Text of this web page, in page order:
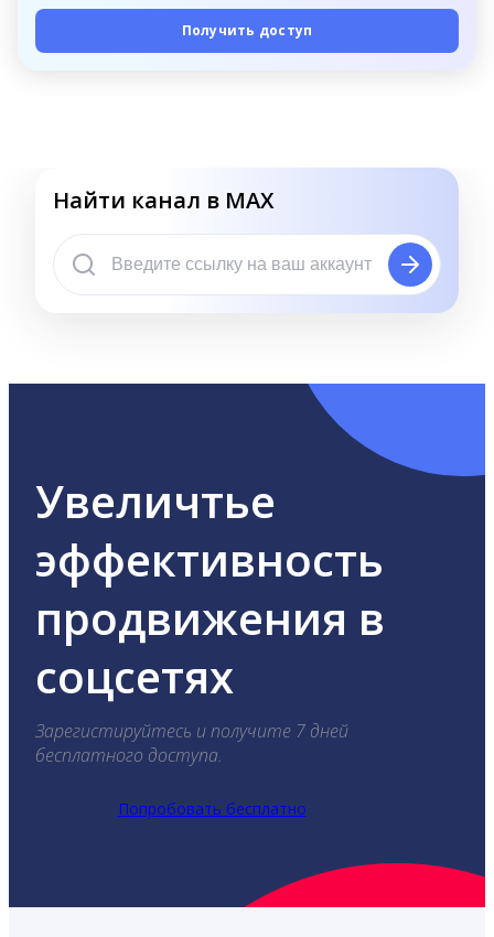
Получить доступ
Найти канал в MAX
Увеличтье
эффективность
продвижения в
соцсетях
Зарегистируйтесь и получите 7 дней
бесплатного доступа.
Попробовать бесплатно